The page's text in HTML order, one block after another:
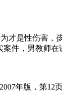
才是性伤害
件，男教师
年版，第12页